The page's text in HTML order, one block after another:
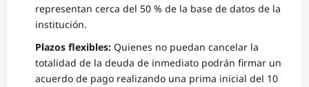
representan cerca del 50 % de la base de datos de la
institución.
Plazos flexibles: Quienes no puedan cancelar la
totalidad de la deuda de inmediato podrán firmar un
acuerdo de pago realizando una prima inicial del 10